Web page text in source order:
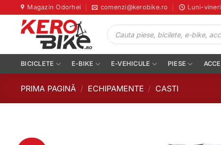
to
content
Magazin Odorhei comenzi@kerobike.ro Luni-
Products
search
BICICLETE E-BIKE E-VEHICULE PIESE
PRIMA PAGINĂ / ECHIPAMENTE / CASTI